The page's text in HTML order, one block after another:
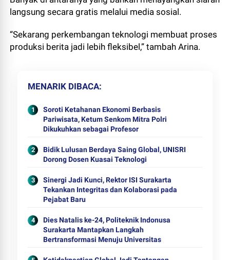
langsung secara gratis melalui media sosial.
“Sekarang perkembangan teknologi membuat proses
produksi berita jadi lebih fleksibel,” tambah Arina.
MENARIK DIBACA
Soroti Ketahanan Ekonomi Berbasis
Pariwisata, Ketum Senkom Mitra Polri
Dikukuhkan sebagai Profesor
Bidik Lulusan Berdaya Saing Global, UNISRI
Dorong Dosen Kuasai Teknologi
Sinergi Jadi Kunci, Rektor ISI Surakarta
Tekankan Integritas dan Kolaborasi pada
Pejabat Baru
Dies Natalis ke-24, Politeknik Indonusa
Surakarta Mantapkan Langkah
Bertransformasi Menuju Universitas